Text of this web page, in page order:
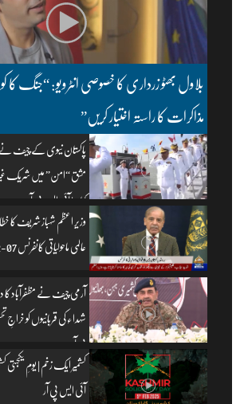
بلاول بھٹو زرداری کا خصوصی انٹرویو: “جنگ کا
مذاکرات کا راستہ اختیار کریں”
پاکستان نیوی کے چیف نے
مشق “امن” میں شریک غیر
کیا۔ | آئی ایس پی آر
وزیرِ اعظم شہباز شریف کا
عالمی ماحولیاتی کانفرنس 07-02-2025
آرمی چیف نے مظفرآباد کا
شہداء کی قربانیوں کو
پی آر
آئی ایس پی آر